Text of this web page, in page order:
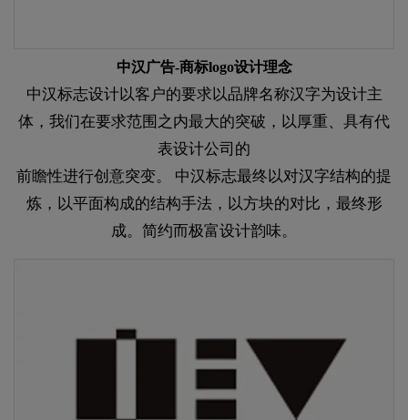
中汉广告-商标logo设计理念
中汉标志设计以客户的要求以品牌名称汉字为设计主
体，我们在要求范围之内最大的突破，以厚重、具有代
表设计公司的
前瞻性进行创意突变。 中汉标志最终以对汉字结构的提
炼，以平面构成的结构手法，以方块的对比，最终形
成。简约而极富设计韵味。